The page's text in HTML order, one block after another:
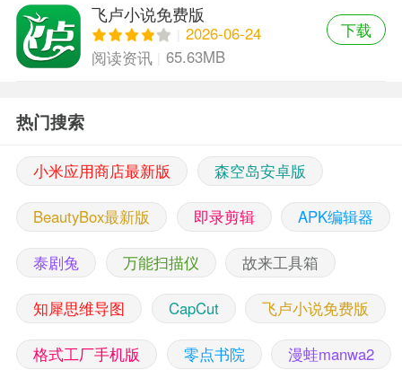
飞卢小说免费版
2026-06-24
阅读资讯
65.63MB
下载
热门搜索
小米应用商店最新版 森空岛安卓版
BeautyBox最新版 即录剪辑 APK编辑器
泰剧兔 万能扫描仪 故来工具箱
知犀思维导图 CapCut 飞卢小说免费版
格式工厂手机版 零点书院 漫蛙manwa2